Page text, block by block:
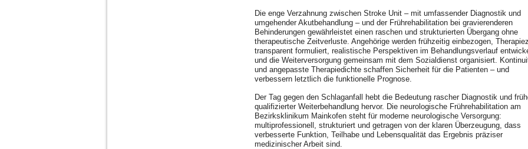
Die enge Verzahnung zwischen Stroke Unit – mit umfassender Diagnostik und
umgehender Akutbehandlung – und der Frührehabilitation bei gravierenderen
Behinderungen gewährleistet einen raschen und strukturierten Übergang ohne
therapeutische Zeitverluste. Angehörige werden frühzeitig einbezogen,
transparent formuliert, realistische Perspektiven im Behandlungsverlauf
und die Weiterversorgung gemeinsam mit dem Sozialdienst organisiert.
und angepasste Therapiedichte schaffen Sicherheit für die Patienten – und
verbessern letztlich die funktionelle Prognose.
Der Tag gegen den Schlaganfall hebt die Bedeutung rascher Diagnostik und
qualifizierter Weiterbehandlung hervor. Die neurologische Frührehabilitation am
Bezirksklinikum Mainkofen steht für moderne neurologische Versorgung:
multiprofessionell, strukturiert und getragen von der klaren Überzeugung, dass
verbesserte Funktion, Teilhabe und Lebensqualität das Ergebnis präziser
medizinischer Arbeit sind.